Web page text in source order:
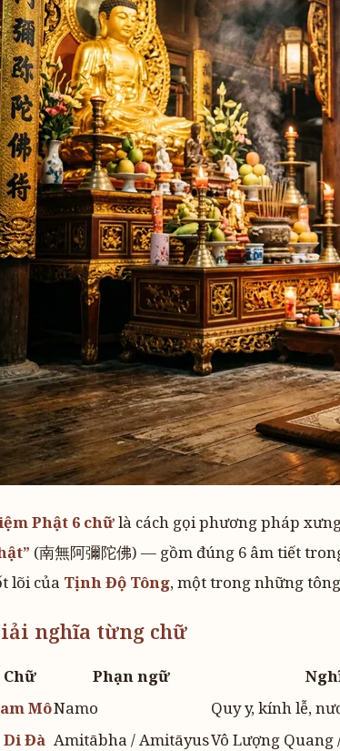
Phật 6 chữlà cách gọi phương pháp
(南無阿彌陀佛) — gồm đúng 6 âm tiết
lõi của Tịnh Độ Tông, một trong những
nghĩa từng chữ
Chữ Phạn ngữ
MôNamo
Quy y, kính lễ,
Di Đà Amitābha / AmitāyusVô Lượng Quang